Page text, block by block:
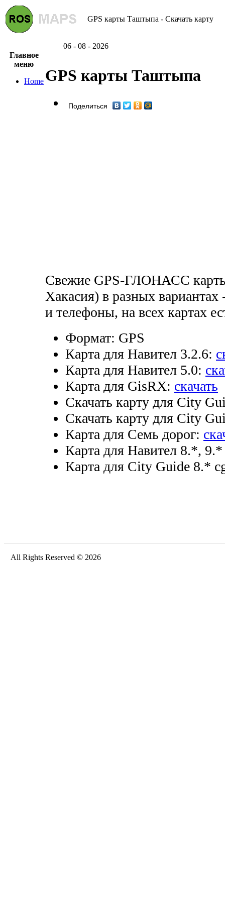
GPS карты Таштыпа - Скачать карту
06 - 08 - 2026
Главное
меню
Home GPS карты Таштыпа
Поделиться
Свежие GPS-ГЛОНАСС
Хакасия) в разных вариантах
и телефоны, на всех картах
Формат: GPS
Карта для Навител 3.2.6:
Карта для Навител 5.0:
Карта для GisRX: скачать
Скачать карту для City
Скачать карту для City
Карта для Семь дорог:
Карта для Навител 8.*,
Карта для City Guide 8.*
All Rights Reserved © 2026